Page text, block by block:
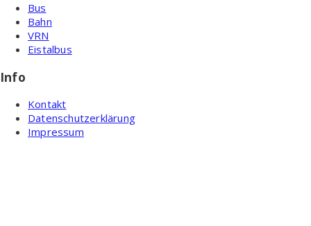
Bus
Bahn
VRN
Eistalbus
Info
Kontakt
Datenschutzerklärung
Impressum